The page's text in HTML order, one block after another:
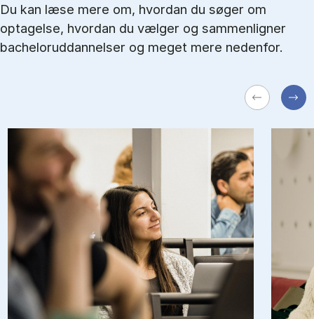
Du kan læse mere om, hvordan du søger om
optagelse, hvordan du vælger og sammenligner
bacheloruddannelser og meget mere nedenfor.